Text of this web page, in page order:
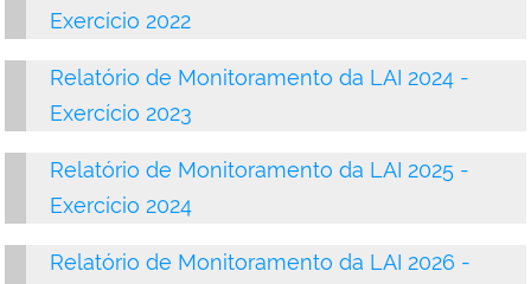
Exercício 2022
Relatório de Monitoramento da LAI 2024 -
Exercício 2023
Relatório de Monitoramento da LAI 2025 -
Exercício 2024
Relatório de Monitoramento da LAI 2026 -